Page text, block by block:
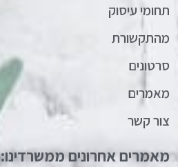
תחומי עיסוק
מהתקשורת
סרטונים
מאמרים
צור קשר
מאמרים אחרונים ממשרדינו: